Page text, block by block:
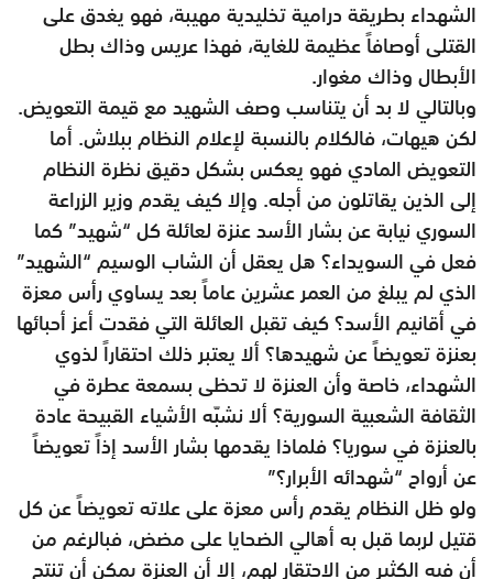
الشهداء بطريقة درامية تخليدية مهيبة، فهو يغدق على
القتلى أوصافاً عظيمة للغاية، فهذا عريس وذاك بطل
الأبطال وذاك مغوار.
وبالتالي لا بد أن يتناسب وصف الشهيد مع قيمة التعويض.
لكن هيهات، فالكلام بالنسبة لإعلام النظام ببلاش. أما
التعويض المادي فهو يعكس بشكل دقيق نظرة النظام
إلى الذين يقاتلون من أجله. وإلا كيف يقدم وزير الزراعة
السوري نيابة عن بشار الأسد عنزة لعائلة كل “شهيد” كما
فعل في السويداء؟ هل يعقل أن الشاب الوسيم “الشهيد”
الذي لم يبلغ من العمر عشرين عاماً بعد يساوي رأس معزة
في أقانيم الأسد؟ كيف تقبل العائلة التي فقدت أعز أحبائها
بعنزة تعويضاً عن شهيدها؟ ألا يعتبر ذلك احتقاراً لذوي
الشهداء، خاصة وأن العنزة لا تحظى بسمعة عطرة في
الثقافة الشعبية السورية؟ ألا نشبّه الأشياء القبيحة عادة
بالعنزة في سوريا؟ فلماذا يقدمها بشار الأسد إذاً تعويضاً
عن أرواح “شهدائه الأبرار؟”
ولو ظل النظام يقدم رأس معزة على علاته تعويضاً عن كل
قتيل لربما قبل به أهالي الضحايا على مضض، فبالرغم من
أن فيه الكثير من الاحتقار لهم، إلا أن العنزة يمكن أن تنتج